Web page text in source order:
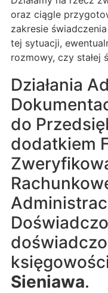
oraz ciągle
zakresie
tej sytuacji,
rozmowy, czy stałej
Działania
do
dodatkiem
Sieniawa.